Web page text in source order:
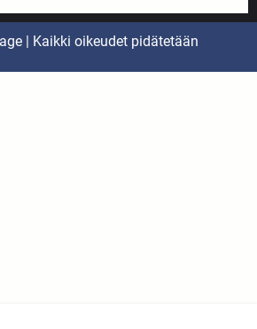
| Kaikki oikeudet pidätetään